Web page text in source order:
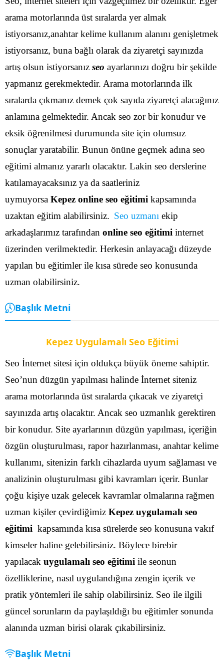
arama motorlarında üst sıralarda yer almak
istiyorsanız,anahtar kelime kullanım alanını genişletmek
istiyorsanız, buna bağlı olarak da ziyaretçi sayınızda
artış olsun istiyorsanız seo ayarlarınızı doğru bir şekilde
yapmanız gerekmektedir. Arama motorlarında ilk
sıralarda çıkmanız demek çok sayıda ziyaretçi alacağınız
anlamına gelmektedir. Ancak seo zor bir konudur ve
eksik öğrenilmesi durumunda site için olumsuz
sonuçlar yaratabilir. Bunun önüne geçmek adına seo
eğitimi almanız yararlı olacaktır. Lakin seo derslerine
katılamayacaksınız ya da saatleriniz
uymuyorsa Kepez online seo eğitimi kapsamında
uzaktan eğitim alabilirsiniz. Seo uzmanı ekip
arkadaşlarımız tarafından online seo eğitimi internet
üzerinden verilmektedir. Herkesin anlayacağı düzeyde
yapılan bu eğitimler ile kısa sürede seo konusunda
uzman olabilirsiniz.
Başlık Metni
Kepez Uygulamalı Seo Eğitimi
Seo İnternet sitesi için oldukça büyük öneme sahiptir.
Seo’nun düzgün yapılması halinde İnternet siteniz
arama motorlarında üst sıralarda çıkacak ve ziyaretçi
sayınızda artış olacaktır. Ancak seo uzmanlık gerektiren
bir konudur. Site ayarlarının düzgün yapılması, içeriğin
özgün oluşturulması, rapor hazırlanması, anahtar kelime
kullanımı, sitenizin farklı cihazlarda uyum sağlaması ve
analizinin oluşturulması gibi kavramları içerir. Bunlar
çoğu kişiye uzak gelecek kavramlar olmalarına rağmen
uzman kişiler çevirdiğimiz Kepez uygulamalı seo
eğitimi kapsamında kısa sürelerde seo konusuna vakıf
kimseler haline gelebilirsiniz. Böylece birebir
yapılacak uygulamalı seo eğitimi ile seonun
özelliklerine, nasıl uygulandığına zengin içerik ve
pratik yöntemleri ile sahip olabilirsiniz. Seo ile ilgili
güncel sorunların da paylaşıldığı bu eğitimler sonunda
alanında uzman birisi olarak çıkabilirsiniz.
Başlık Metni